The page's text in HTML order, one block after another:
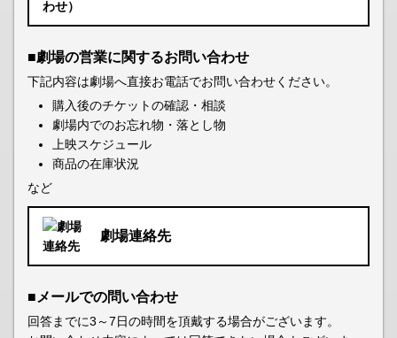
■劇場の営業に関するお問い合わせ
下記内容は劇場へ直接お電話でお問い合わせください。
購入後のチケットの確認・相談
劇場内でのお忘れ物・落とし物
上映スケジュール
商品の在庫状況
など
劇場連絡先
■メールでの問い合わせ
回答までに3～7日の時間を頂戴する場合がございます。